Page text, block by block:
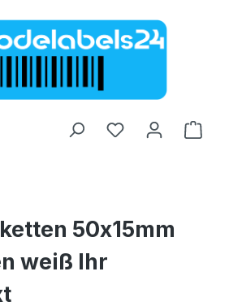
50x15mm
weiß Ihr